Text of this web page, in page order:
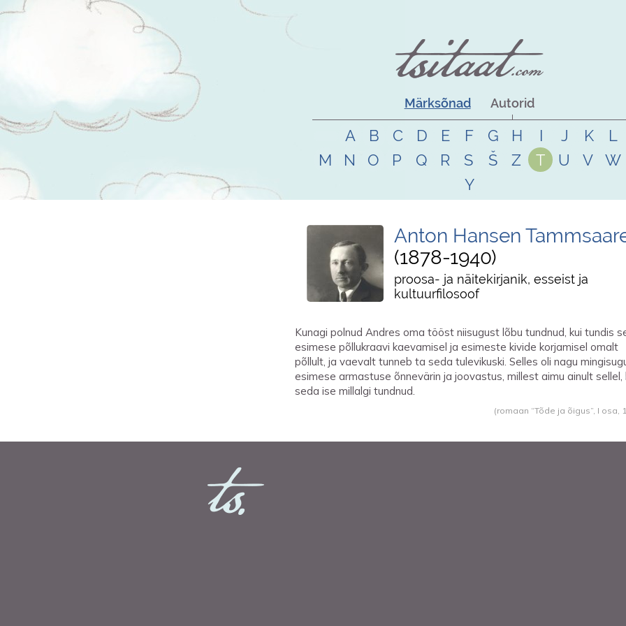
Märksõnad Autorid
A B C D E F G H I J K
L
M
N O P Q R S Š Z T U V
W
Y
Anton Hansen
1878-1940
proosa- ja näitekirjanik, esseist ja
kultuurfilosoof
Kunagi polnud Andres oma tööst niisugust lõbu tundnud, kui tundis
esimese põllukraavi kaevamisel ja esimeste kivide korjamisel omalt
põllult, ja vaevalt tunneb ta seda tulevikuski. Selles oli nagu
esimese armastuse õnnevärin ja joovastus, millest aimu ainult sellel,
seda ise millalgi tundnud.
(romaan “Tõde ja õigus”, I osa,